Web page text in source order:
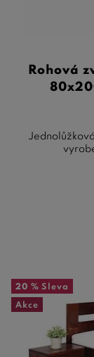
Rohová
20 % Sleva
Akce